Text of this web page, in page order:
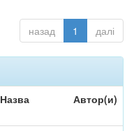
назад 1 далі
Назва Автор(и)